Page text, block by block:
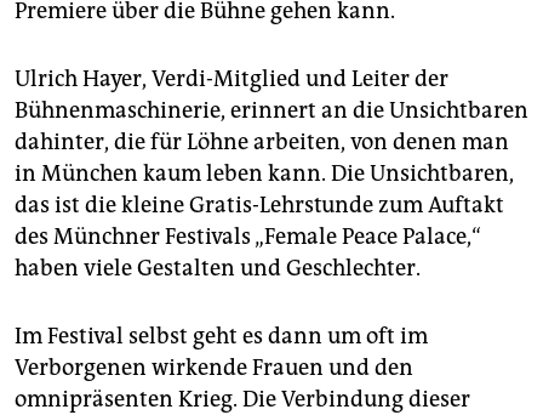
Premiere über die Bühne gehen kann.
Ulrich Hayer, Verdi-Mitglied und Leiter der
Bühnenmaschinerie, erinnert an die Unsichtbaren
dahinter, die für Löhne arbeiten, von denen man
in München kaum leben kann. Die Unsichtbaren,
das ist die kleine Gratis-Lehrstunde zum Auftakt
des Münchner Festivals „Female Peace Palace,“
haben viele Gestalten und Geschlechter.
Im Festival selbst geht es dann um oft im
Verborgenen wirkende Frauen und den
omnipräsenten Krieg. Die Verbindung dieser